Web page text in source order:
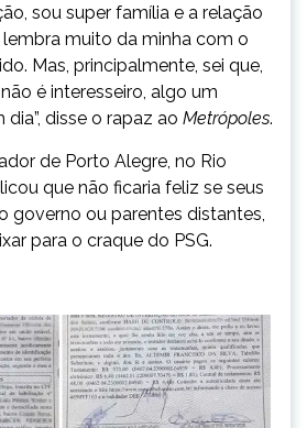
sou super família e a relação
muito da minha com o
Mas, principalmente, sei que,
é interesseiro, algo um
disse o rapaz ao Metrópoles.
de Porto Alegre, no Rio
que não ficaria feliz se seus
governo ou parentes distantes,
para o craque do PSG.